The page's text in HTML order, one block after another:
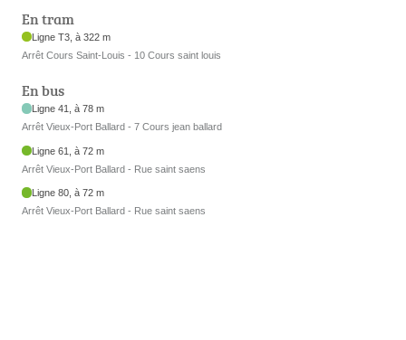
En tram
Ligne T3, à 322 m
Arrêt Cours Saint-Louis - 10 Cours saint louis
En bus
Ligne 41, à 78 m
Arrêt Vieux-Port Ballard - 7 Cours jean ballard
Ligne 61, à 72 m
Arrêt Vieux-Port Ballard - Rue saint saens
Ligne 80, à 72 m
Arrêt Vieux-Port Ballard - Rue saint saens